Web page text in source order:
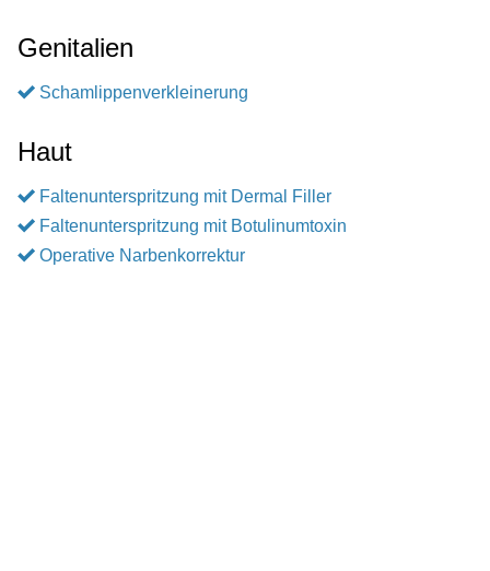
Genitalien
Schamlippenverkleinerung
Haut
Faltenunterspritzung mit Dermal Filler
Faltenunterspritzung mit Botulinumtoxin
Operative Narbenkorrektur